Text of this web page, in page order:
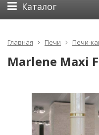
Каталог
Главная Печи Печи-
Marlene Maxi